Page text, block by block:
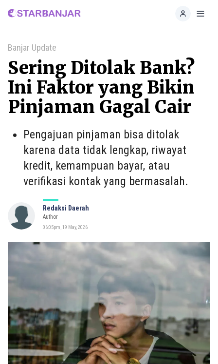
Home
Banjar Update
Sering Ditolak Bank?
Ini Faktor yang Bikin
Pinjaman Gagal Cair
Pengajuan pinjaman bisa ditolak
karena data tidak lengkap, riwayat
kredit, kemampuan bayar, atau
verifikasi kontak yang bermasalah.
Redaksi Daerah
Author
06:05pm, 19 May, 2026